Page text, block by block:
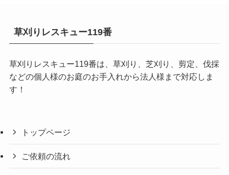
草刈りレスキュー119番
草刈りレスキュー119番は、草刈り、芝刈り、剪定、伐採
などの個人様のお庭のお手入れから法人様まで対応しま
す！
トップページ
ご依頼の流れ